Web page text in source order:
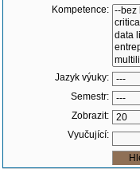
Kompetence:
Jazyk výuky:
Semestr:
Zobrazit:
Vyučující: